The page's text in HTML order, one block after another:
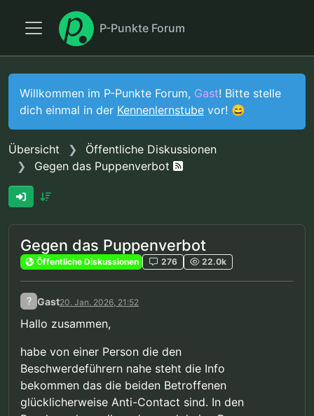
P-Punkte Forum
Willkommen im P-Punkte Forum, Gast! Bitte stelle
dich einmal in der Kennenlernstube vor! 😄
Übersicht
Öffentliche Diskussionen
Gegen das Puppenverbot
Gegen das Puppenverbot
Öffentliche Diskussionen 276 22.0k
? Gast20. Jan. 2026, 21:52
Hallo zusammen,
habe von einer Person die den
Beschwerdeführern nahe steht die Info
bekommen das die beiden Betroffenen
glücklicherweise Anti-Contact sind. In den